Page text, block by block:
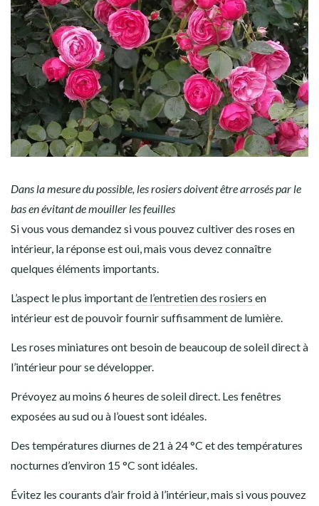
Dans la mesure du possible, les rosiers doivent être arrosés par le
bas en évitant de mouiller les feuilles
Si vous vous demandez si vous pouvez cultiver des roses en
intérieur, la réponse est oui, mais vous devez connaître
quelques éléments importants.
L’aspect le plus importantde l’entretien des rosiers en
intérieur est de pouvoir fournir suffisamment de lumière.
Les roses miniatures ont besoin de beaucoup de soleil direct à
l’intérieur pour se développer.
Prévoyez au moins 6 heures de soleil direct. Les fenêtres
exposées au sud ou à l’ouest sont idéales.
Des températures diurnes de 21 à 24 °C et des températures
nocturnes d’environ 15 °C sont idéales.
Évitez les courants d’air froid à l’intérieur, mais si vous pouvez